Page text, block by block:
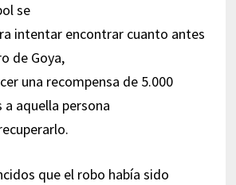
se
intentar encontrar cuanto antes
de Goya,
una recompensa de 5.000
aquella persona
que el robo había sido